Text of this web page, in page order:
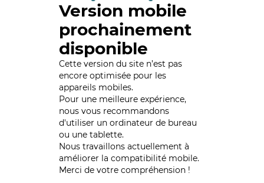
Version mobile
prochainement
disponible
Cette version du site n’est pas
encore optimisée pour les
appareils mobiles.
Pour une meilleure expérience,
nous vous recommandons
d'utiliser un ordinateur de bureau
ou une tablette.
Nous travaillons actuellement à
améliorer la compatibilité mobile.
Merci de votre compréhension !